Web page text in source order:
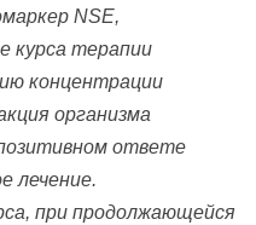
NSE,
курса терапии
концентрации
организма
ответе
лечение.
при продолжающейся